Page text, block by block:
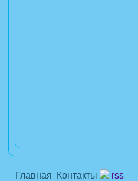
Главная Контакты rss